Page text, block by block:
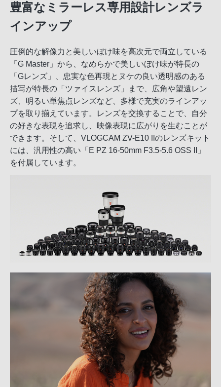
豊富なミラーレス専用設計レンズラ
インアップ
圧倒的な解像力と美しいぼけ味を高次元で両立している
「G Master」から、なめらかで美しいぼけ味が特長の
「Gレンズ」、忠実な色再現とヌケの良い透明感のある
描写が特長の「ツァイスレンズ」まで、広角や望遠レン
ズ、明るい単焦点レンズなど、多様で充実のラインアッ
プを取り揃えています。レンズを交換することで、自分
の好きな表現を追求し、映像表現に広がりを生むことが
できます。そして、VLOGCAM ZV-E10 IIのレンズキット
には、汎用性の高い「E PZ 16-50mm F3.5-5.6 OSS II」
を付属しています。